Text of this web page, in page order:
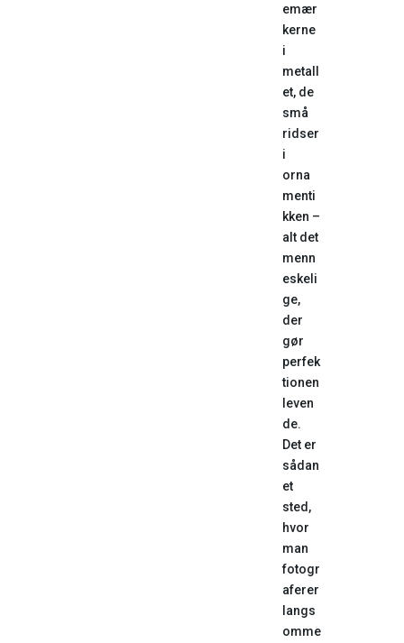
emær
kerne
i
metall
et, de
små
ridser
i
orna
menti
kken –
alt det
menn
eskeli
ge,
der
gør
perfek
tionen
leven
de.
Det er
sådan
et
sted,
hvor
man
fotogr
aferer
langs
omme